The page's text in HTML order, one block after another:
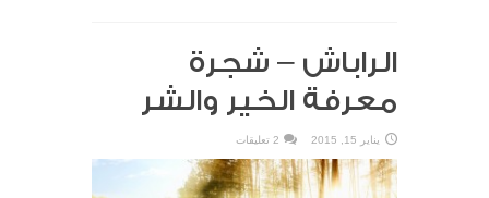
الراباش – شجرة
معرفة الخير والشر
يناير 15, 2015 2 تعليقات